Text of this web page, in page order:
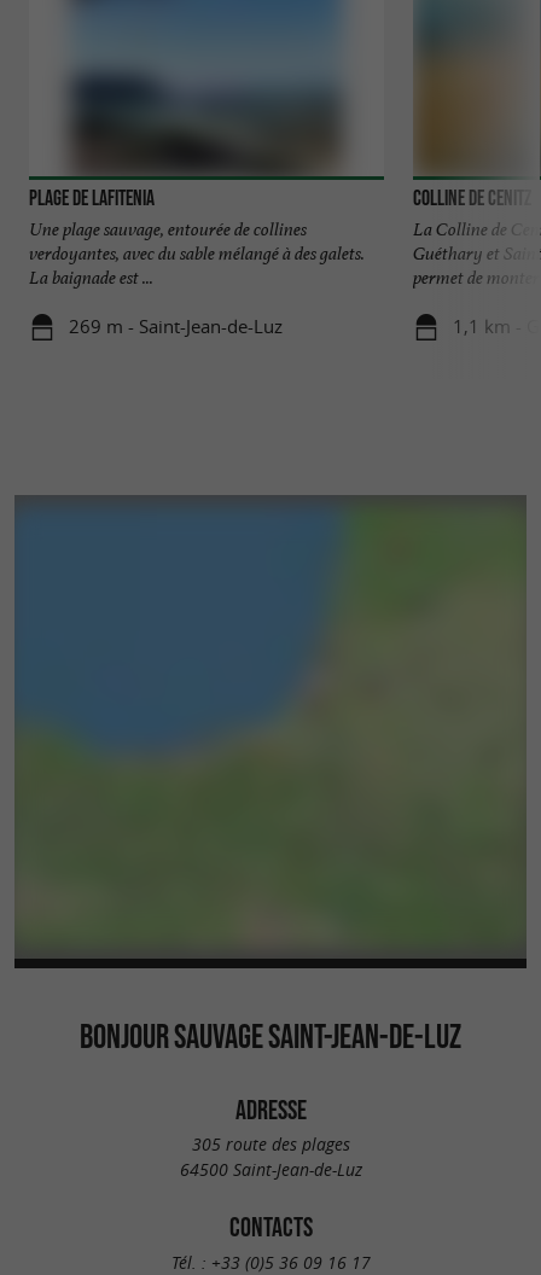
Plage de Lafitenia
Une plage sauvage, entourée de collines
verdoyantes, avec du sable mélangé à des galets.
La baignade est ...
269 m - Saint-Jean-de-Luz
Colline de Cenitz
La Colline de
Guéthary et
permet de monter
1,1 km -
BONJOUR SAUVAGE SAINT-JEAN-DE-LUZ
ADRESSE
305 route des plages
64500 Saint-Jean-de-Luz
CONTACTS
Tél. : +33 (0)5 36 09 16 17